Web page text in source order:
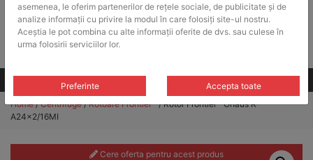
Products
search
CAUTARE
Toate produsele
Home/Centrifuge/Rotoare Frontier™/ Rotor Frontier™ Ohaus R-
A24x2/16MI
Cere oferta pentru acest produs
asemenea, le oferim partenerilor de rețele sociale, de publicitate și de
analize informații cu privire la modul în care folosiți site-ul nostru.
Aceștia le pot combina cu alte informații oferite de dvs. sau culese în
urma folosirii serviciilor lor.
Preferinte Accepta toate